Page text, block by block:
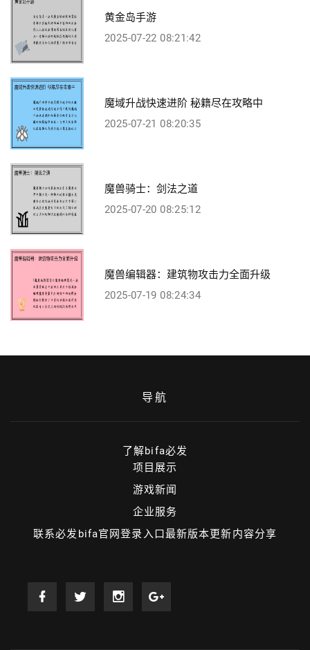
黄金岛手游
2025-07-22 08:21:42
魔域升战快速进阶 秘籍尽在攻略中
2025-07-21 08:20:35
魔兽骑士：剑法之道
2025-07-20 08:25:12
魔兽编辑器：建筑物攻击力全面升级
2025-07-19 08:24:34
导航
了解bifa必发
项目展示
游戏新闻
企业服务
联系必发bifa官网登录入口最新版本更新内容分享